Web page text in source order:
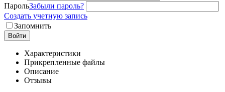
ПарольЗабыли пароль?
Создать учетную запись
Запомнить
Войти
Характеристики
Прикрепленные файлы
Описание
Отзывы